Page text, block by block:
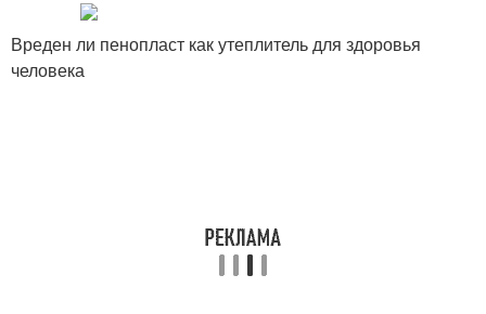
Вреден ли пенопласт как утеплитель для здоровья
человека